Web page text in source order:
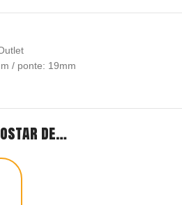
/ ponte: 19mm
de…